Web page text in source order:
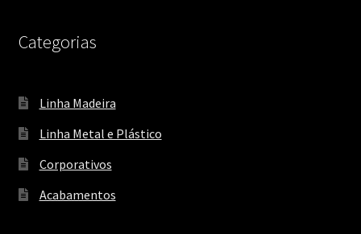
Categorias
Linha Madeira
Linha Metal e Plástico
Corporativos
Acabamentos